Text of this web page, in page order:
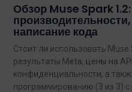
Обзор Muse Spark
написание кода
Стоит ли использовать
результаты Meta, цены на
конфиденциальности, а
программированию (3 из 3)